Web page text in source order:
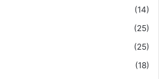
(14)
(25)
(25)
(18)